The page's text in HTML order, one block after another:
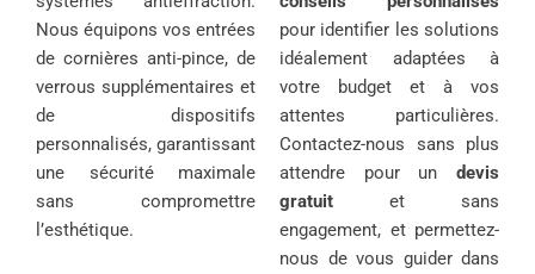
Nous équipons vos entrées
de cornières anti-pince, de
verrous supplémentaires et
de dispositifs
personnalisés, garantissant
une sécurité maximale
sans compromettre
l’esthétique.
pour identifier les solutions
idéalement adaptées à
votre budget et à vos
attentes particulières.
Contactez-nous sans plus
attendre pour un devis
gratuit et sans
engagement, et permettez-
nous de vous guider dans